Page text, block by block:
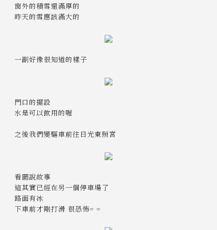
窗外的積雪還滿厚的
昨天的雪應該滿大的
一副好像很知道的樣子
門口的擺設
水是可以飲用的喔
之後我們變驅車前往日光東照宮
看圖說故事
這其實已經在另一個停車場了
路面有冰
下車前才剛打滑 很恐怖= =